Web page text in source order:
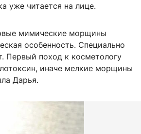
уже читается на лице.
мимические морщины
особенность. Специально
Первый поход к косметологу
иначе мелкие морщины
Дарья.